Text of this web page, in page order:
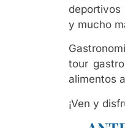
deportivos
y mucho
tour
alimentos
¡Ven y